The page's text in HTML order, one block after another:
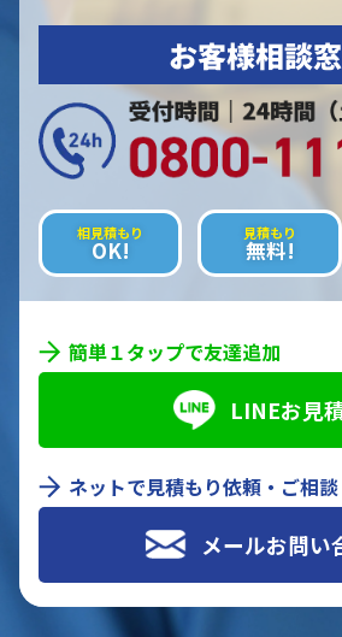
お客様相談
相見積もり
OK!
見積もり
無料!
簡単１タップで友達追加
LINEお見
ネットで見積もり依頼・ご相談
メールお問い